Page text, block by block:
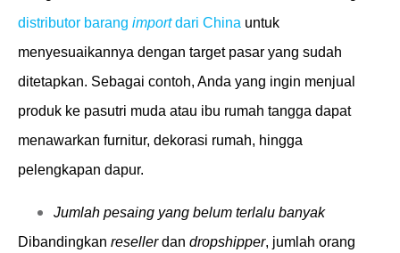
distributor barang importdari China untuk
menyesuaikannya dengan target pasar yang sudah
ditetapkan. Sebagai contoh, Anda yang ingin menjual
produk ke pasutri muda atau ibu rumah tangga dapat
menawarkan furnitur, dekorasi rumah, hingga
pelengkapan dapur.
Jumlah pesaing yang belum terlalu banyak
Dibandingkan resellerdan dropshipper, jumlah orang